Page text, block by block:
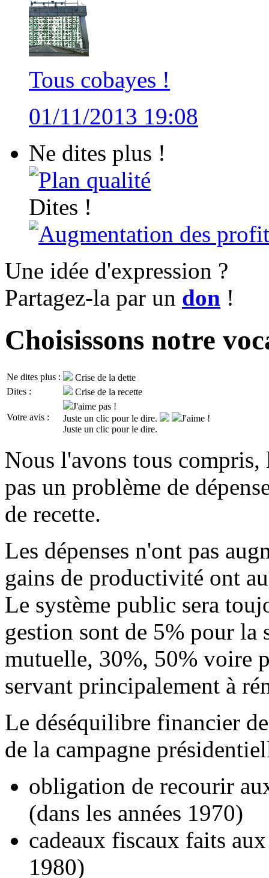
Tous cobayes !
01/11/2013 19:08
Ne dites plus !
Plan qualité
Dites !
Augmentation des
Une idée d'expression ?
Partagez-la par un don !
Choisissons notre
Ne dites plus :
Crise de la dette
Dites :
Crise de la recette
Votre avis :
J'aime pas !
Juste un clic pour le dire.
J'aime !
Juste un clic pour le dire.
Nous l'avons tous
pas un problème de
de recette.
Les dépenses n'ont pas
gains de productivité ont
Le système public sera
gestion sont de 5% pour la
mutuelle, 30%, 50% voire
servant principalement à
Le déséquilibre financier
de la campagne
obligation de recourir
(dans les années 1970)
cadeaux fiscaux faits
1980)